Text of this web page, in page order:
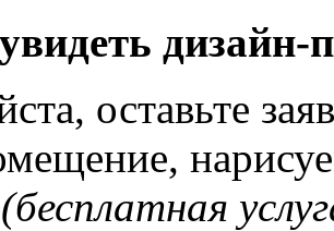
дизайн-
оставьте
(бесплатная